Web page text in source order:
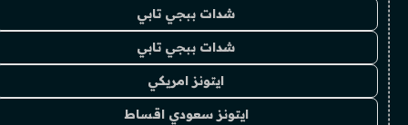
شدات ببجي تابي
شدات ببجي تابي
ايتونز امريكي
ايتونز سعودي اقساط